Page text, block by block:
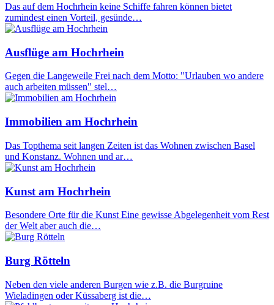
Das auf dem Hochrhein keine Schiffe fahren können bietet
zumindest einen Vorteil, gesünde…
Ausflüge am Hochrhein
Gegen die Langeweile Frei nach dem Motto: "Urlauben wo andere
auch arbeiten müssen" stel…
Immobilien am Hochrhein
Das Topthema seit langen Zeiten ist das Wohnen zwischen Basel
und Konstanz. Wohnen und ar…
Kunst am Hochrhein
Besondere Orte für die Kunst Eine gewisse Abgelegenheit vom Rest
der Welt aber auch die…
Burg Rötteln
Neben den viele anderen Burgen wie z.B. die Burgruine
Wieladingen oder Küssaberg ist die…